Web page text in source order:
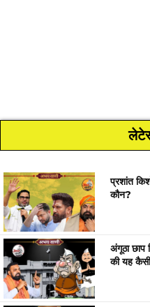
प्रशांत
कौन?
अंगूठा छाप
की यह